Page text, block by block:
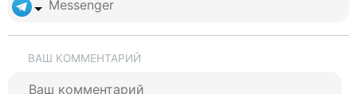
ВАШ КОММЕНТАРИЙ